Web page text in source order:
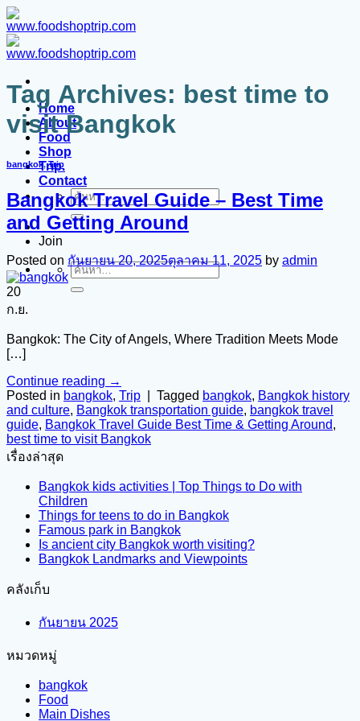
ข้าม
ไป
ยัง
Home
About
Food
Shop
Trip.
Contact
ค้นหา:
Join
ค้นหา:
Tag Archives: best time to
visit Bangkok
bangkok,Trip
Bangkok Travel Guide – Best Time
and Getting Around
Posted on กันยายน 20, 2025ตุลาคม 11, 2025 by admin
20
ก.ย.
Bangkok: The City of Angels, Where Tradition Meets Mode
[…]
Continue reading →
Posted in bangkok, Trip Tagged bangkok, Bangkok history
and culture, Bangkok transportation guide, bangkok travel
guide, Bangkok Travel Guide Best Time & Getting Around,
best time to visit Bangkok
เรื่องล่าสุด
Bangkok kids activities | Top Things to Do with
Children
Things for teens to do in Bangkok
Famous park in Bangkok
Is ancient city Bangkok worth visiting?
Bangkok Landmarks and Viewpoints
คลังเก็บ
กันยายน 2025
หมวดหมู่
bangkok
Food
Main Dishes